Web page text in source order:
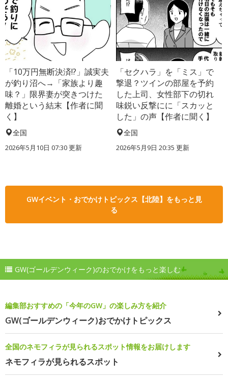
「10万円無断決済!?」誠実夫
が釣り沼へ→「家族より趣
味？」限界妻が突きつけた
離婚という結末【作者に聞
く】
全国
2026年5月10日 07:30 更新
「セクハラ」を「ミス」で
撃退？ツインの部屋を予約
した上司、女性部下の切れ
味鋭い反撃にに「スカッと
した」の声【作者に聞く】
全国
2026年5月9日 20:35 更新
GWイベント・おでかけトピックス【北陸】をもっと見
る
GW(ゴールデンウィーク)のおでかけをもっと楽しむ
編集部おすすめの「今年のGW」の楽しみ方を紹介
GW(ゴールデンウィーク)おでかけトピックス
全国のネモフィラが見られるスポット情報をお届けします
ネモフィラが見られるスポット